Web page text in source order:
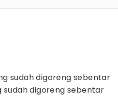
sudah digoreng sebentar
sudah digoreng sebentar